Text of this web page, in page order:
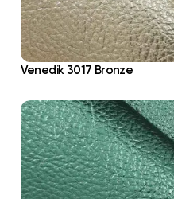
Venedik 3017 Bronze